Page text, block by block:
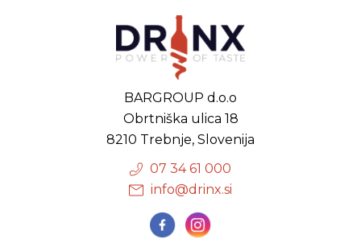
BARGROUP d.o.o
Obrtniška ulica 18
8210 Trebnje, Slovenija
07 34 61 000
info@drinx.si